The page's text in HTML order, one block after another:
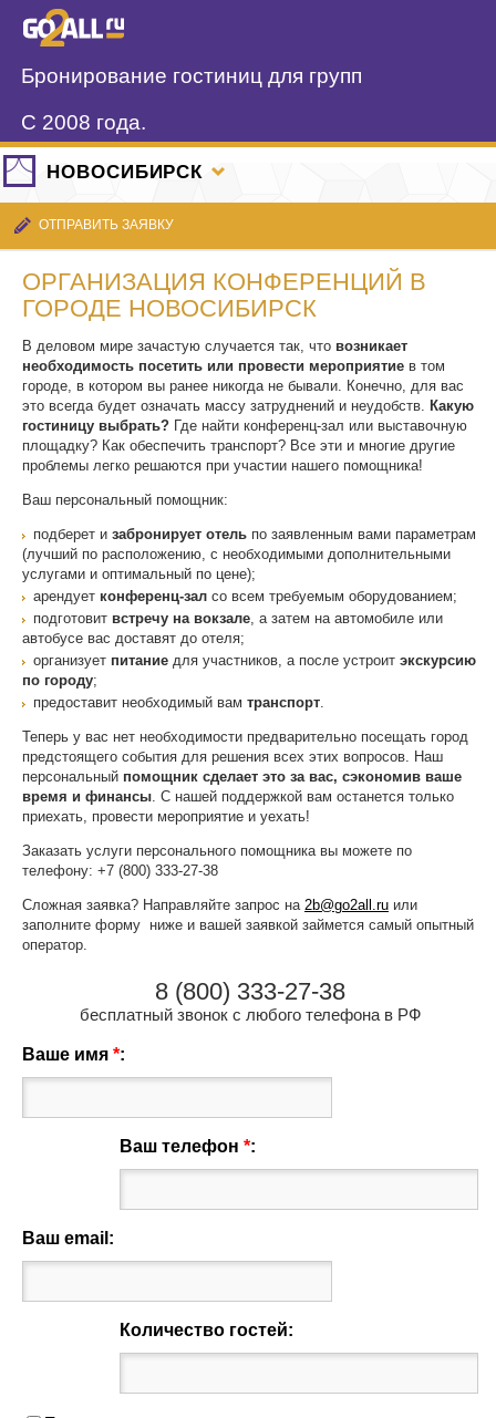
Бронирование гостиниц для групп
С 2008 года.
НОВОСИБИРСК
ОТПРАВИТЬ ЗАЯВКУ
ОРГАНИЗАЦИЯ КОНФЕРЕНЦИЙ В
ГОРОДЕ НОВОСИБИРСК
В деловом мире зачастую случается так, что возникает
необходимость посетить или провести мероприятие в том
городе, в котором вы ранее никогда не бывали. Конечно, для вас
это всегда будет означать массу затруднений и неудобств.
Какую
гостиницу выбрать? Где найти конференц-зал или выставочную
площадку? Как обеспечить транспорт? Все эти и многие другие
проблемы легко решаются при участии нашего помощника!
Ваш персональный помощник:
подберет и забронирует отель по заявленным вами параметрам
(лучший по расположению, с необходимыми дополнительными
услугами и оптимальный по цене);
арендует конференц-зал со всем требуемым оборудованием;
подготовит встречу на вокзале , а затем на автомобиле или
автобусе вас доставят до отеля;
организует питание для участников, а после устроит экскурсию
по городу;
предоставит необходимый вам транспорт
Теперь у вас нет необходимости предварительно посещать город
предстоящего события для решения всех этих вопросов. Наш
персональный помощник сделает это за вас, сэкономив ваше
время и финансы . С нашей поддержкой вам останется только
приехать, провести мероприятие и уехать!
Заказать услуги персонального помощника вы можете по
телефону: +7 (800) 333-27-38
Сложная заявка? Направляйте запрос на 2b@go2all.ru или
заполните форму ниже и вашей заявкой займется самый опытный
оператор.
8 (800) 333-27-38
бесплатный звонок с любого телефона в РФ
Ваше имя *:
Ваш телефон*:
Ваш email:
Количество гостей: